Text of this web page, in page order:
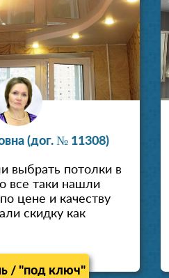
(дог. № 11308)
выбрать потолки в
все таки нашли
цене и качеству
скидку как
/ "под ключ"